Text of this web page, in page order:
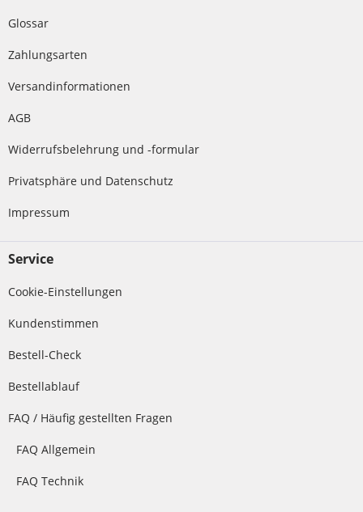
Glossar
Zahlungsarten
Versandinformationen
AGB
Widerrufsbelehrung und -formular
Privatsphäre und Datenschutz
Impressum
Service
Cookie-Einstellungen
Kundenstimmen
Bestell-Check
Bestellablauf
FAQ / Häufig gestellten Fragen
FAQ Allgemein
FAQ Technik